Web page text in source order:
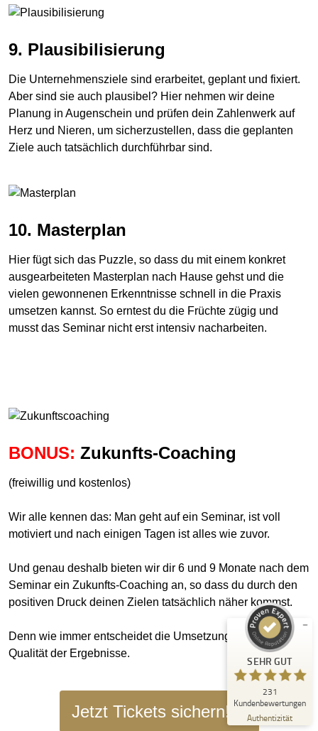
9. Plausibilisierung
Die Unternehmensziele sind erarbeitet, geplant und fixiert.
Aber sind sie auch plausibel? Hier nehmen wir deine
Planung in Augenschein und prüfen dein Zahlenwerk auf
Herz und Nieren, um sicherzustellen, dass die geplanten
Ziele auch tatsächlich durchführbar sind.
10. Masterplan
Hier fügt sich das Puzzle, so dass du mit einem konkret
ausgearbeiteten Masterplan nach Hause gehst und die
vielen gewonnenen Erkenntnisse schnell in die Praxis
umsetzen kannst. So erntest du die Früchte zügig und
musst das Seminar nicht erst intensiv nacharbeiten.
BONUS: Zukunfts-Coaching
(freiwillig und kostenlos)
Wir alle kennen das: Man geht auf ein Seminar, ist voll
motiviert und nach einigen Tagen ist alles wie zuvor.
Und genau deshalb bieten wir dir 6 und 9 Monate nach dem
Seminar ein Zukunfts-Coaching an, so dass du durch den
positiven Druck deinen Zielen tatsächlich näher kommst.
Denn wie immer entscheidet die Umsetzung über die
Qualität der Ergebnisse.
Jetzt Tickets sichern!
SEHR GUT
231
Kundenbewertungen
Authentizität
Kundenbewertungen und Erfahrungen zu
Daniel Krespach - FREIHEIT DURCH
UNTERNEHMERTUM
99
%
Empfehlungen auf
ProvenExpert.com
SEHR GUT
4,88
/
5,00
217
Bewertungen auf
ProvenExpert.com
14
Blick aufs ProvenExpert-Profil werfen
23.07.2026